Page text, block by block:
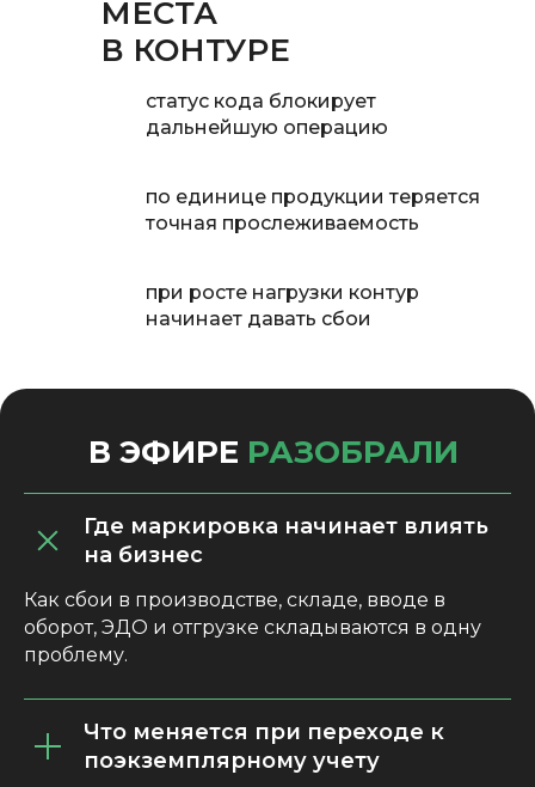
МЕСТА
В КОНТУРЕ
при росте нагрузки контур
начинает давать сбои
по единице продукции теряется
точная прослеживаемость
статус кода блокирует
дальнейшую операцию
В ЭФИРЕ РАЗОБРАЛИ
Где маркировка начинает влиять
на бизнес
Как сбои в производстве, складе, вводе в
оборот, ЭДО и отгрузке складываются в одну
проблему.
Что меняется при переходе к
поэкземплярному учету